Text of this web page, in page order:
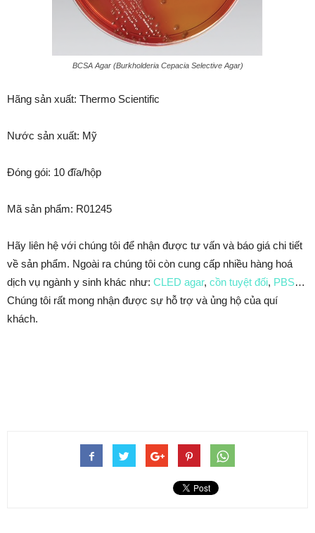
BCSA Agar (Burkholderia Cepacia Selective Agar)
Hãng sản xuất: Thermo Scientific
Nước sản xuất: Mỹ
Đóng gói: 10 đĩa/hộp
Mã sản phẩm: R01245
Hãy liên hệ với chúng tôi để nhận được tư vấn và báo giá chi tiết
về sản phẩm. Ngoài ra chúng tôi còn cung cấp nhiều hàng hoá
dịch vụ ngành y sinh khác như: CLED agar, cồn tuyệt đối, PBS…
Chúng tôi rất mong nhận được sự hỗ trợ và ủng hộ của quí
khách.